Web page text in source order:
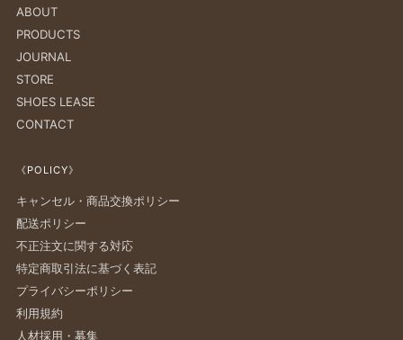
ABOUT
PRODUCTS
JOURNAL
STORE
SHOES LEASE
CONTACT
《POLICY》
キャンセル・商品交換ポリシー
配送ポリシー
不正注文に関する対応
特定商取引法に基づく表記
プライバシーポリシー
利用規約
人材採用・募集